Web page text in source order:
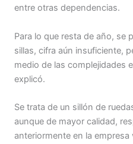
entre otras dependencias.
Para lo que resta de año, se
sillas, cifra aún insuficiente,
medio de las complejidades
explicó.
Se trata de un sillón de
aunque de mayor calidad,
anteriormente en la empresa